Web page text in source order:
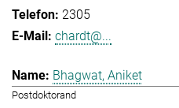
2305
chardt@...
Bhagwat, Aniket
Postdoktorand